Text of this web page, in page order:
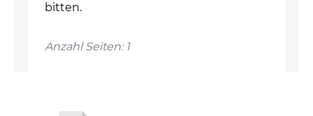
bitten.
Anzahl Seiten: 1